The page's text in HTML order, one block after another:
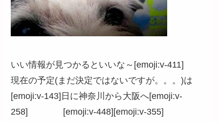
いい情報が見つかるといいな～[emoji:v-411]
現在の予定(まだ決定ではないですが。。。)は
[emoji:v-143]日に神奈川から大阪へ[emoji:v-
258] [emoji:v-448][emoji:v-355]